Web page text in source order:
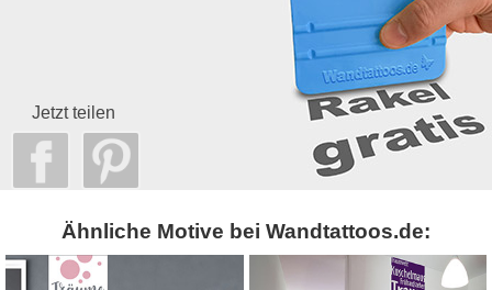
Jetzt teilen
Ähnliche Motive bei Wandtattoos.de: